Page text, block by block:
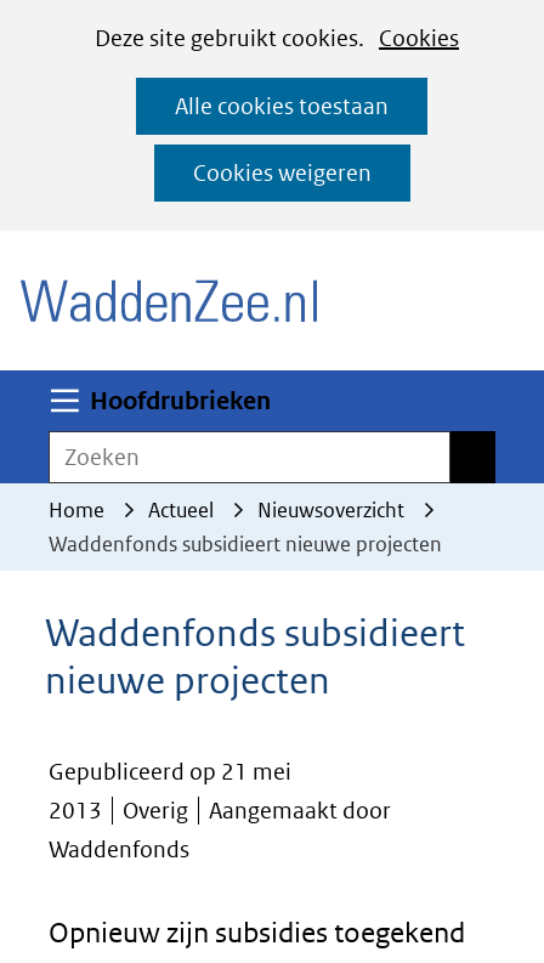
CookiesDeze site gebruikt cookies. Cookies
deze
worden
toegestaan
geweigerd.
Alle cookies toestaan
Cookies weigeren
Ga
naar
de
inhoud
Hoofdrubrieken
Zoeken
Home Actueel
Nieuwsoverzicht
Waddenfonds subsidieert nieuwe projecten
Waddenfonds subsidieert
nieuwe projecten
Gepubliceerd op 21 mei
2013
Overig
Aangemaakt door
Waddenfonds
Opnieuw zijn subsidies toegekend